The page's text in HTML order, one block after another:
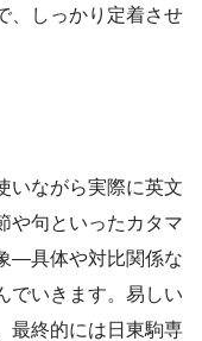
、しっかり定着させ
いながら実際に英文
や句といったカタマ
―具体や対比関係な
でいきます。易しい
最終的には日東駒専